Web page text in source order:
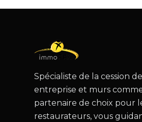
Spécialiste de la cession
entreprise et murs
partenaire de choix pour
restaurateurs, vous